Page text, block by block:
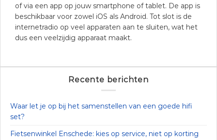
of via een app op jouw smartphone of tablet. De app is
beschikbaar voor zowel iOS als Android. Tot slot is de
internetradio op veel apparaten aan te sluiten, wat het
dus een veelzijdig apparaat maakt.
Recente berichten
Waar let je op bij het samenstellen van een goede hifi
set?
Fietsenwinkel Enschede: kies op service, niet op korting